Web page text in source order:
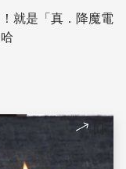
就是「真．降魔電
儲存